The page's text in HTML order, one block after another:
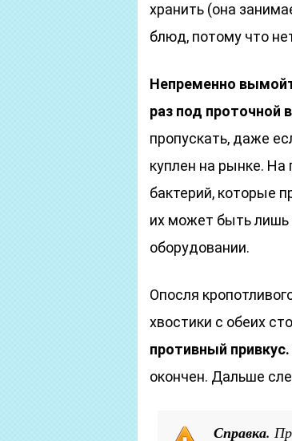
хранить (она
блюд, потому что
Непременно
раз под проточной
пропускать, даже
куплен на рынке. На
бактерий, которые
их может быть лишь
оборудовании.
Опосля
хвостики с обеих
противный привкус.
окончен. Дальше
Справка.